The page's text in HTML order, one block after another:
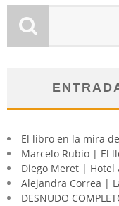
El libro en la mira
Marcelo Rubio | El
Diego Meret | Hotel
Alejandra Correa |
DESNUDO